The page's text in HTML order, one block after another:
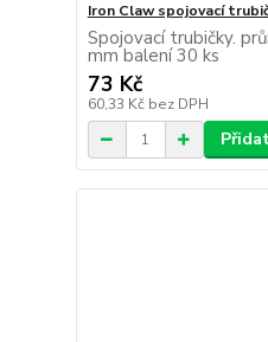
Iron Claw spojovací
Spojovací trubičky.
mm balení 30 ks
73 Kč
60,33 Kč bez DPH